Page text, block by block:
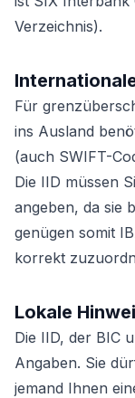
Verzeichnis).
Für
ins Ausland
(auch SWIFT-
Die IID müssen
angeben, da sie
genügen somit
korrekt
Lokale
Die IID, der BIC
Angaben. Sie
jemand Ihnen